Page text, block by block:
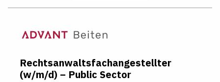
Rechtsanwaltsfachangestellter
(w/m/d) – Public Sector